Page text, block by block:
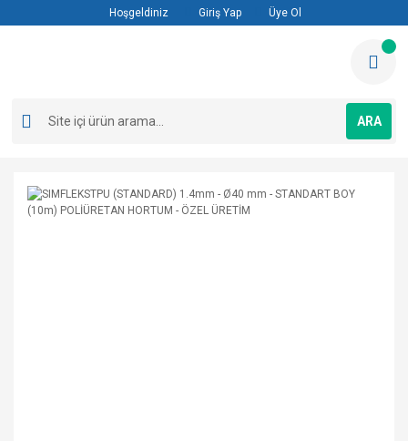
Hoşgeldiniz Giriş Yap Üye Ol
ARA